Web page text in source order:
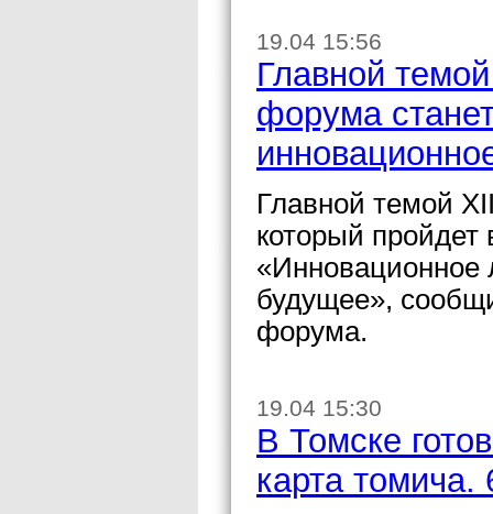
19.04 15:56
Главной
форума
Главной темой
который пройдет
«Инновационное
будущее»,
форума.
19.04 15:30
В Томске
карта